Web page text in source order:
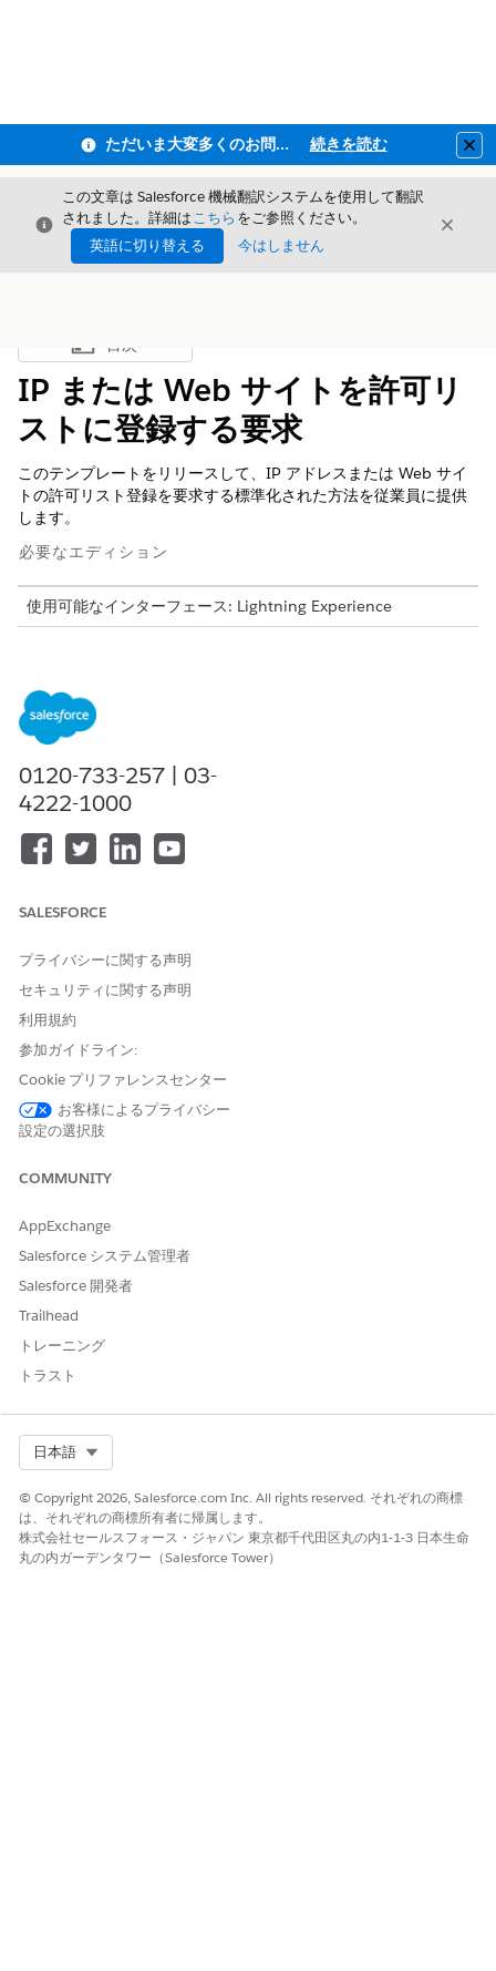
ただいま大変多くのお問い合わせをいただいており、ご連絡までにお時間を頂戴しております 続きを読む
閉じる
この文章は Salesforce 機械翻訳システムを使用して翻訳
されました。詳細はこちら をご参照ください。
英語に切り替える
今はしません
閉じる
目次を表示
目次
IP または Web サイトを許可リ
ストに登録する要求
このテンプレートをリリースして、IP アドレスまたは Web サイ
トの許可リスト登録を要求する標準化された方法を従業員に提供
します。
必要なエディション
使用可能なインターフェース: Lightning Experience
Edition。
このテンプレートでは、正確かつ監査可能な履行のために重要な
す。テンプレートに含まれている内容を確認します。
このテンプレートの受入フォームでは、従業員から次の詳細を取
許可リストの詳細: 許可リスト登録が必要な特定の IP アドレ
手動履行
このサービスプロセスでは、手動履行の要求が IT チームに転送さ
れます。Flow Builder でフローを作成し、マネージャー承認や自
動履行などのカスタムロジックを含めることができます。
Integration の制限と考慮事項」
インテグレーションは含まれません。Flow Builder を使用して、
ローを作成します。
0120-733-257 | 03-
4222-1000
SALESFORCE
プライバシーに関する声明
セキュリティに関する声明
利用規約
参加ガイドライン:
Cookie プリファレンスセンター
お客様によるプライバシー
設定の選択肢
COMMUNITY
AppExchange
Salesforce システム管理者
Salesforce 開発者
Trailhead
トレーニング
トラスト
日本語
© Copyright 2026, Salesforce.com Inc. All rights reserved. それぞれの商標
は、それぞれの商標所有者に帰属します。
株式会社セールスフォース・ジャパン 東京都千代田区丸の内1-1-3 日本生命
丸の内ガーデンタワー（Salesforce Tower）